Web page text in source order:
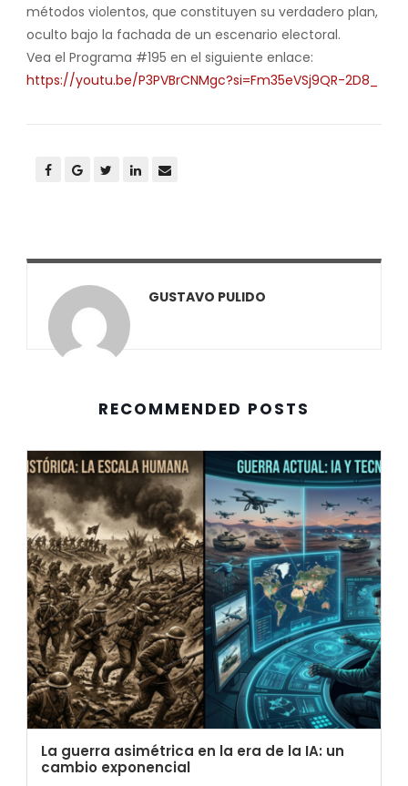
métodos violentos, que constituyen su verdadero plan,
oculto bajo la fachada de un escenario electoral.
Vea el Programa #195 en el siguiente enlace:
https://youtu.be/P3PVBrCNMgc?si=Fm35eVSj9QR-2D8_
GUSTAVO PULIDO
RECOMMENDED POSTS
La guerra asimétrica en la era de la IA: un
cambio exponencial